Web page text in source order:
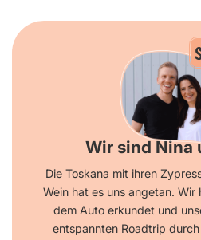
Wir sind Nina
Die Toskana mit ihren
Wein hat es uns angetan.
dem Auto erkundet und
entspannten Roadtrip